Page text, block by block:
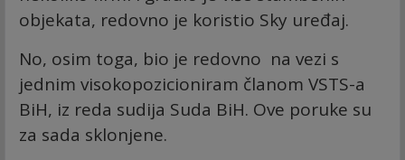
objekata, redovno je koristio Sky uređaj.
No, osim toga, bio je redovno na vezi s
jednim visokopozicioniram članom VSTS-a
BiH, iz reda sudija Suda BiH. Ove poruke su
za sada sklonjene.